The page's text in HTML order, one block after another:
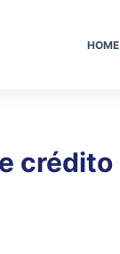
HOME
crédito